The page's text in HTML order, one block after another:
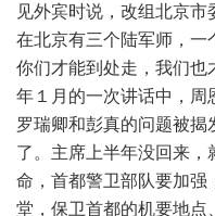
见外宾时说，改组北京
在北京有三个陆军师，一
你们才能到处走，我们也
年１月的一次讲话中，周
罗瑞卿和彭真的问题被
了。主席上半年没回来
命，首都警卫部队要加强
堂，保卫首都的机要地点